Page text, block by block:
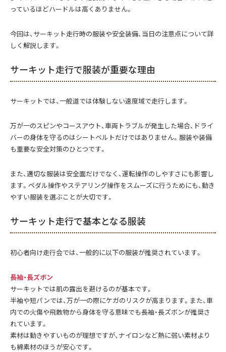
っているほどハードルは高くありません。
今回は、サーキット走行時の服装や安全装備、当日の注意点について詳
しく解説します。
サーキット走行で服装が重要な理由
サーキットでは、一般道では体験しない速度域で走行します。
万が一のスピンやコースアウト、車両トラブルが発生した場合、ドライ
バーの身体を守るのはシートベルトだけではありません。服装や装備
も重要な安全対策のひとつです。
また、適切な服装は安全面だけでなく、運転操作のしやすさにも影響し
ます。ペダル操作やステアリング操作をスムーズに行うためにも、動き
やすい服装を選ぶことが大切です。
サーキット走行で基本となる服装
初心者向け走行会では、一般的に以下の服装が推奨されています。
長袖・長ズボン
サーキットでは肌の露出を避けるのが基本です。
半袖や短パンでは、万が一の際にケガのリスクが高まります。また、車
内での火傷や飛散物から身体を守る意味でも長袖・長ズボンが推奨さ
れています。
素材は動きやすいものが理想ですが、ナイロンなど熱に弱い素材より
も綿素材のほうが安心です。